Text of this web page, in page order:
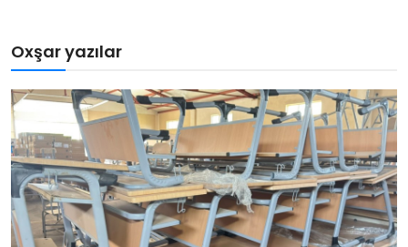
Oxşar yazılar